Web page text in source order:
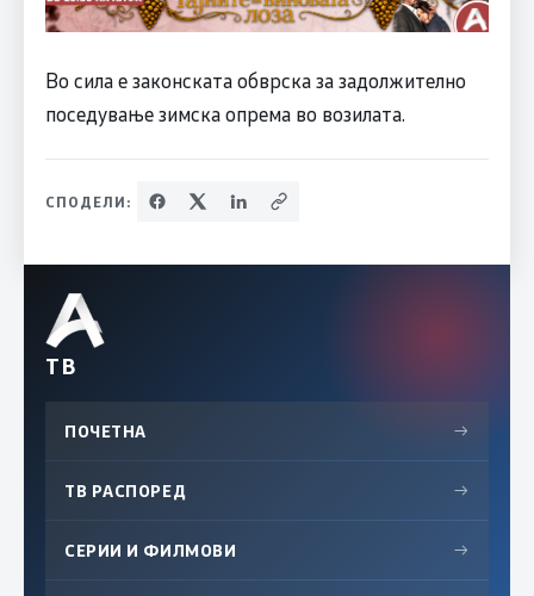
Во сила е законската обврска за задолжително
поседување зимска опрема во возилата.
СПОДЕЛИ:
ТВ
ПОЧЕТНА →
ТВ РАСПОРЕД →
СЕРИИ И ФИЛМОВИ →